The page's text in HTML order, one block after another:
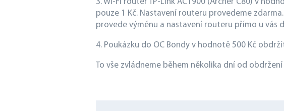
pouze 1 Kč. Nastavení routeru provedeme
provede výměnu a nastavení routeru přímo u vás
4. Poukázku do OC Bondy v hodnotě 500 Kč
To vše zvládneme během několika dní od